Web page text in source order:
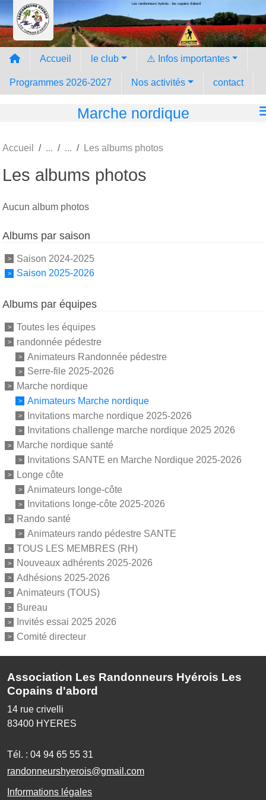
Les randonneurs hyèrois - les copains d'abord
Accueil le club ⚠️ Infos importantes
Programmes 2026-2027 Nos activités contact
Marche nordique
Accueil Les albums photos
Les albums photos
Aucun album photos
Albums par saison
Saison 2024-2025
Saison 2025-2026
Albums par équipes
Toutes les équipes
randonnée pédestre
Animateurs Randonnée pédestre
Serre-file 2025-2026
Marche nordique
Animateurs Marche nordique
Invitations marche nordique 2025-2026
Invitations challenge marche nordique 2025 2026
Marche nordique santé
Invitations SANTE en Marche Nordique 2025-2026
Longe côte
Animateurs longe-côte
Invitations longe-côte 2025-2026
Rando santé
Animateurs rando pédestre SANTE
TOUS LES MEMBRES (RH)
Nouveaux adhérents 2025-2026
Adhésions 2025-2026
Animateurs (TOUS)
Bureau
Invités essai 2025 2026
Comité directeur
Association Les Randonneurs Hyérois Les
Copains d'abord
14 rue crivelli
83400 HYERES
Tél. : 04 94 65 55 31
randonneurshyerois@gmail.com
Informations légales
Panneau de gestion des cookies